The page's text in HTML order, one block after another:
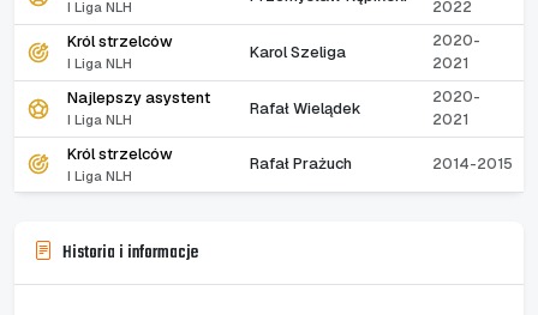
I Liga NLH
2022
Król strzelców
I Liga NLH
Karol Szeliga
2020-
2021
Najlepszy asystent
I Liga NLH
Rafał Wielądek
2020-
2021
Król strzelców
I Liga NLH
Rafał Prażuch 2014-2015
Historia i informacje